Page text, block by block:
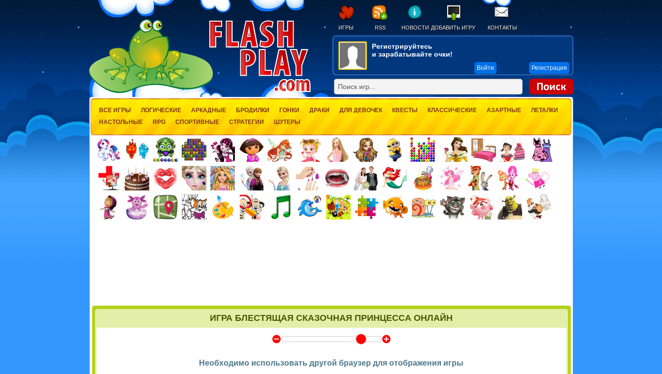
ИГРЫ RSS НОВОСТИ ДОБАВИТЬ ИГРУ КОНТАКТЫ
Регистрируйтесь
и зарабатывайте очки!
Войти Регистрация
ВСЕ ИГРЫ ЛОГИЧЕСКИЕ АРКАДНЫЕ БРОДИЛКИ ГОНКИ ДРАКИ ДЛЯ ДЕВОЧЕК КВЕСТЫ КЛАССИЧЕСКИЕ АЗАРТНЫЕ
ЛЕТАЛКИ
НАСТОЛЬНЫЕ
RPG СПОРТИВНЫЕ СТРАТЕГИИ ШУТЕРЫ
ИГРА БЛЕСТЯЩАЯ СКАЗОЧНАЯ ПРИНЦЕССА ОНЛАЙН
Y Z
Необходимо использовать другой браузер для отображения игры